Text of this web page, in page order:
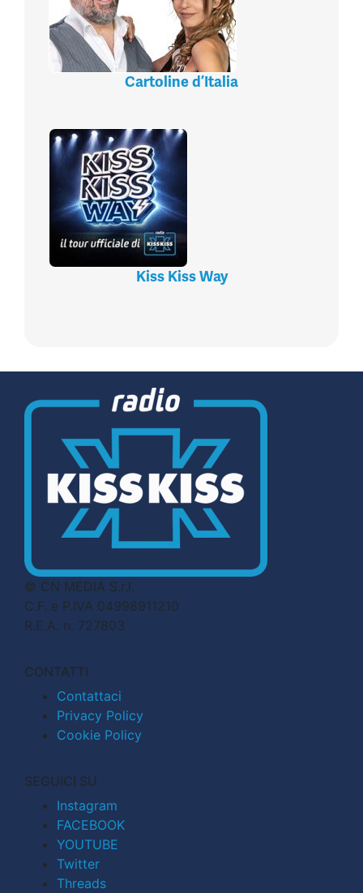
Cartoline d’Italia
Kiss Kiss Way
© CN MEDIA S.r.l.
C.F. e P.IVA 04998911210
R.E.A. n. 727803
CONTATTI
Contattaci
Privacy Policy
Cookie Policy
SEGUICI SU
Instagram
FACEBOOK
YOUTUBE
Twitter
Threads